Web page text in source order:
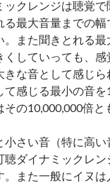
クレンジは聴覚で
る最大音量までの
。また聞きとれる最
くしていっても、
な音として感じら
て感じる最小の音を
の10,000,000倍と
さい音（特に高い
聴ダイナミックレ
また一般にイヌは